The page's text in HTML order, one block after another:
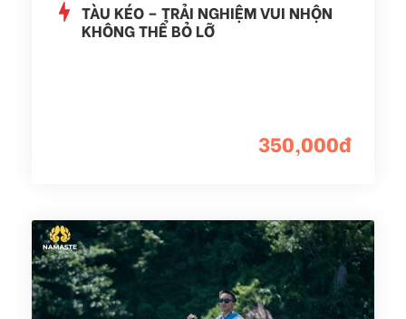
TÀU KÉO – TRẢI NGHIỆM VUI NHỘN
KHÔNG THỂ BỎ LỠ
350,000đ